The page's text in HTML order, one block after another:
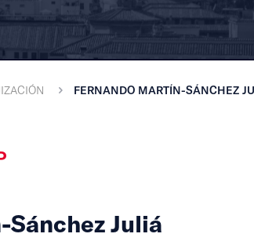
FERNANDO MARTÍN-SÁNCHEZ
Juliá